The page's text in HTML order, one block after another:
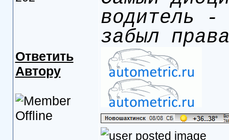
Ответить
Автору
водитель -
забыл